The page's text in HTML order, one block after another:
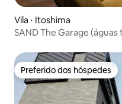
Vila ⋅ Itoshima
SAND The Garage (águas
Preferido dos hóspedes
Preferido dos hóspedes